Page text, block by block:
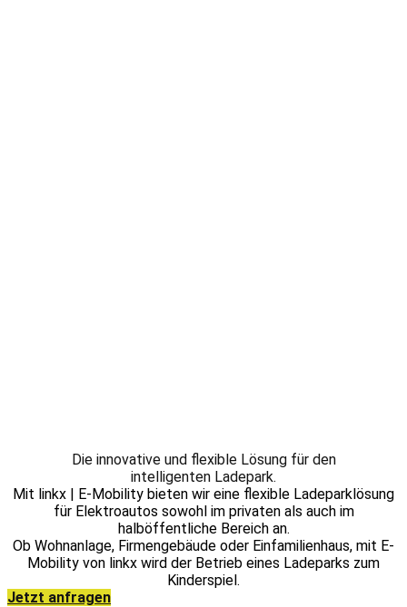
Die innovative und flexible Lösung für den
intelligenten Ladepark.
Mit linkx | E-Mobility bieten wir eine flexible Ladeparklösung
für Elektroautos sowohl im privaten als auch im
halböffentliche Bereich an.
Ob Wohnanlage, Firmengebäude oder Einfamilienhaus, mit E-
Mobility von linkx wird der Betrieb eines Ladeparks zum
Kinderspiel.
Jetzt anfragen